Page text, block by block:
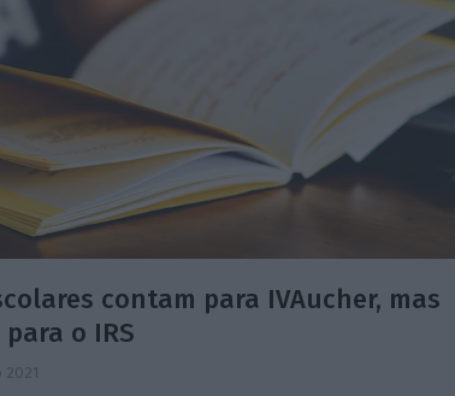
contam para IVAucher, mas
o IRS
2021